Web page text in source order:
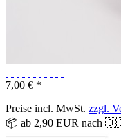
7,00 € *
Preise incl. MwSt. zzgl.
📦 ab 2,90 EUR nach